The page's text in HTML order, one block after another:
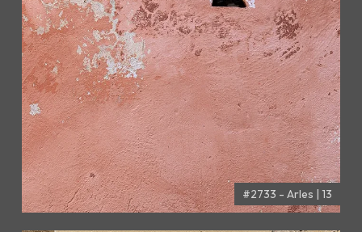
#2733 - Arles | 13